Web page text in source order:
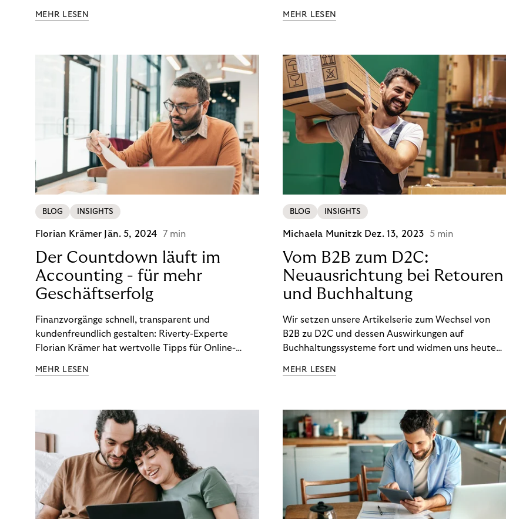
Ergebnisse sichern. Riverty zeigt, wie Recovery-
MEHR LESEN
wirksam reduzieren will, braucht keine
MEHR LESEN
BLOG INSIGHTS
Florian Krämer Jän. 5, 2024 7 min
Der Countdown läuft im
Accounting - für mehr
Geschäftserfolg
Finanzvorgänge schnell, transparent und
kundenfreundlich gestalten: Riverty-Experte
Florian Krämer hat wertvolle Tipps für Online-
möchten.
MEHR LESEN
BLOG INSIGHTS
Michaela Munitzk Dez. 13, 2023 5 min
Vom B2B zum D2C:
Neuausrichtung bei Retouren
und Buchhaltung
Wir setzen unsere Artikelserie zum Wechsel von
B2B zu D2C und dessen Auswirkungen auf
Buchhaltungssysteme fort und widmen uns heute
im D2C-Bereich.
MEHR LESEN